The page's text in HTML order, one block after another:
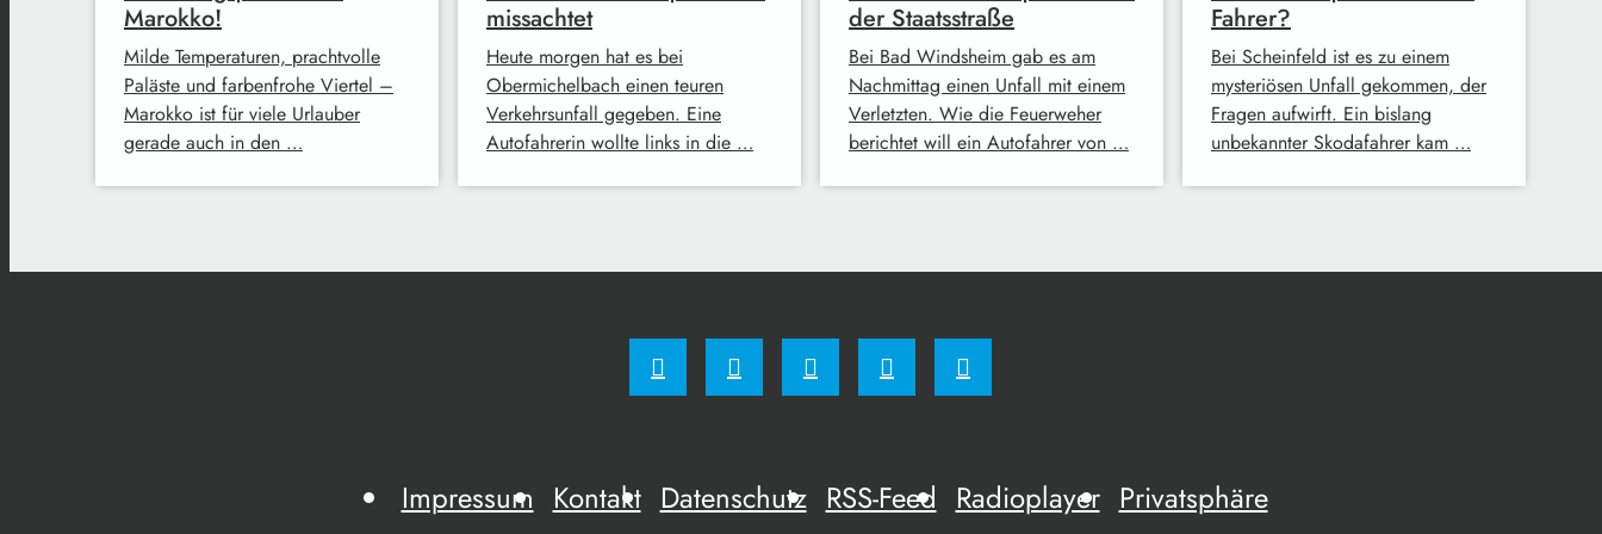
Marokko!
Milde Temperaturen, prachtvolle
Paläste und farbenfrohe Viertel –
Marokko ist für viele Urlauber
gerade auch in den …
missachtet
Heute morgen hat es bei
Obermichelbach einen teuren
Verkehrsunfall gegeben. Eine
Autofahrerin wollte links in die …
der Staatsstraße
Bei Bad Windsheim gab es am
Nachmittag einen Unfall mit einem
Verletzten. Wie die Feuerweher
berichtet will ein Autofahrer von …
Fahrer?
Bei Scheinfeld ist es zu einem
mysteriösen Unfall gekommen, der
Fragen aufwirft. Ein bislang
unbekannter Skodafahrer kam …
Impressum Kontakt Datenschutz RSS-Feed Radioplayer Privatsphäre